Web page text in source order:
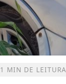
1 MIN DE LEITURA